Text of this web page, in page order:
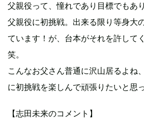
父親役って、憧れであり目標でもあ
父親役に初挑戦。出来る限り等身大
ています！が、台本がそれを許して
笑。
こんなお父さん普通に沢山居るよね
に初挑戦を楽しんで頑張りたいと思
【志田未来のコメント】